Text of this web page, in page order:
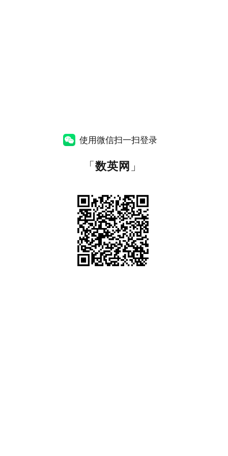
使用微信扫一扫登录
「数英网 」